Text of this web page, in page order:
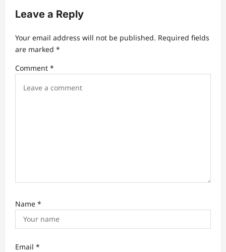
g
t
i
o
Leave a Reply
Your email address will not be published. Required fields
are marked *
Comment *
Name *
Email *